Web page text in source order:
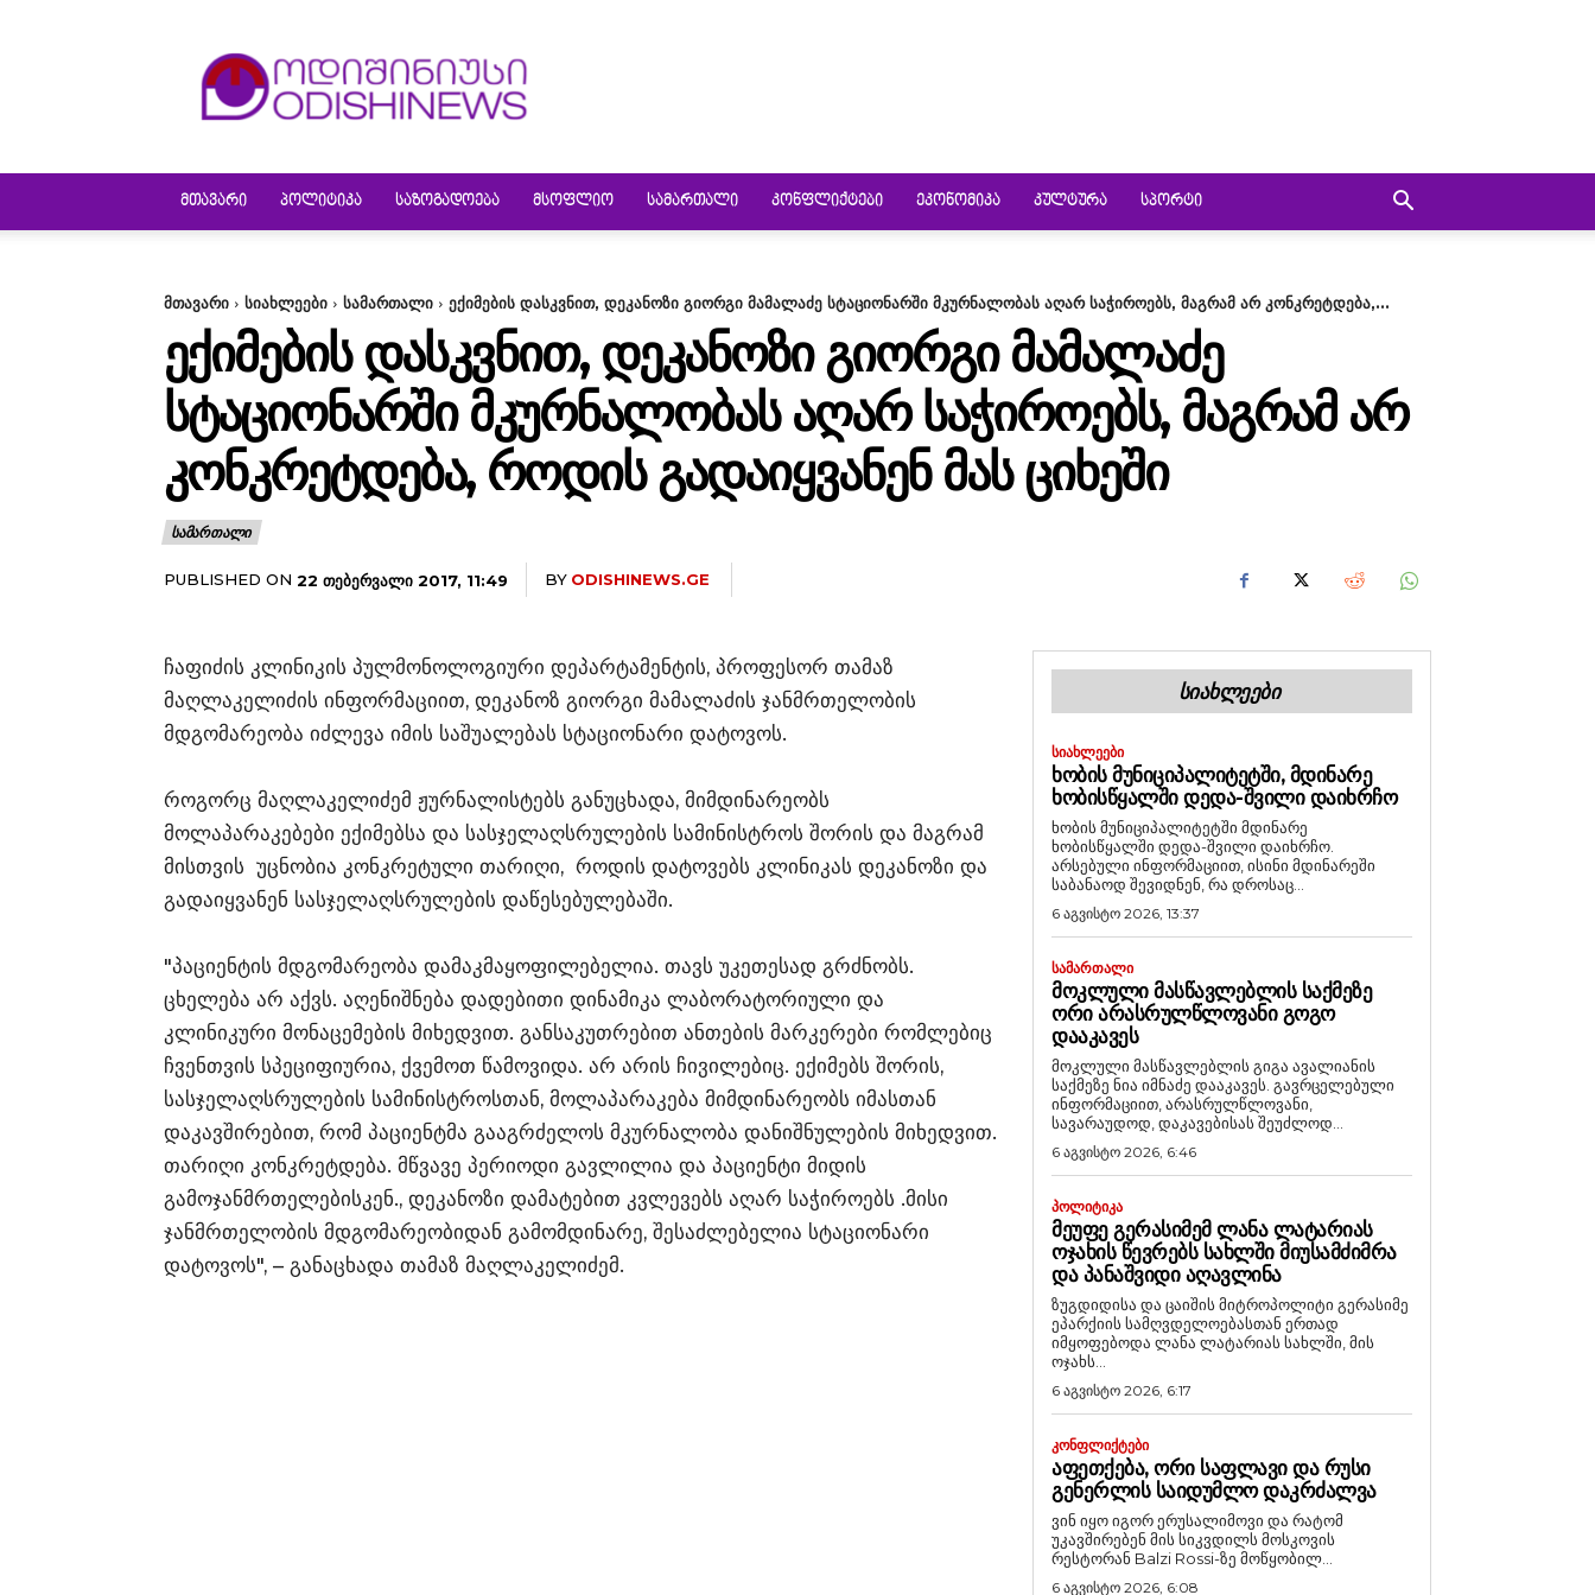
ᲛᲗᲐᲕᲐᲠᲘ ᲞᲝᲚᲘᲢᲘᲙᲐ ᲡᲐᲖᲝᲒᲐᲓᲝᲔᲑᲐ ᲛᲡᲝᲤᲚᲘᲝ ᲡᲐᲛᲐᲠᲗᲐᲚᲘ ᲙᲝᲜᲤᲚᲘᲥᲢᲔᲑᲘ ᲔᲙᲝᲜᲝᲛᲘᲙᲐ ᲙᲣᲚᲢᲣᲠᲐ ᲡᲞᲝᲠᲢᲘ
მთავარი სიახლეები სამართალი ექიმების დასკვნით, დეკანოზი გიორგი მამალაძე სტაციონარში მკურნალობას აღარ საჭიროებს, მაგრამ არ კონკრეტდება,...
ᲔᲥᲘᲛᲔᲑᲘᲡ ᲓᲐᲡᲙᲕᲜᲘᲗ, ᲓᲔᲙᲐᲜᲝᲖᲘ ᲒᲘᲝᲠᲒᲘ ᲛᲐᲛᲐᲚᲐᲫᲔ
ᲡᲢᲐᲪᲘᲝᲜᲐᲠᲨᲘ ᲛᲙᲣᲠᲜᲐᲚᲝᲑᲐᲡ ᲐᲦᲐᲠ ᲡᲐᲭᲘᲠᲝᲔᲑᲡ, ᲛᲐᲒᲠᲐᲛ ᲐᲠ
ᲙᲝᲜᲙᲠᲔᲢᲓᲔᲑᲐ, ᲠᲝᲓᲘᲡ ᲒᲐᲓᲐᲘᲧᲕᲐᲜᲔᲜ ᲛᲐᲡ ᲪᲘᲮᲔᲨᲘ
ᲡᲐᲛᲐᲠᲗᲐᲚᲘ
PUBLISHED ON 22 ᲗᲔᲑᲔᲠᲕᲐᲚᲘ 2017, 11:49 BY ODISHINEWS.GE
ჩაფიძის კლინიკის პულმონოლოგიური დეპარტამენტის, პროფესორ თამაზ
მაღლაკელიძის ინფორმაციით, დეკანოზ გიორგი მამალაძის ჯანმრთელობის
მდგომარეობა იძლევა იმის საშუალებას სტაციონარი დატოვოს.
როგორც მაღლაკელიძემ ჟურნალისტებს განუცხადა, მიმდინარეობს
მოლაპარაკებები ექიმებსა და სასჯელაღსრულების სამინისტროს შორის და მაგრამ
მისთვის უცნობია კონკრეტული თარიღი, როდის დატოვებს კლინიკას დეკანოზი და
გადაიყვანენ სასჯელაღსრულების დაწესებულებაში.
"პაციენტის მდგომარეობა დამაკმაყოფილებელია. თავს უკეთესად გრძნობს.
ცხელება არ აქვს. აღენიშნება დადებითი დინამიკა ლაბორატორიული და
კლინიკური მონაცემების მიხედვით. განსაკუთრებით ანთების მარკერები რომლებიც
ჩვენთვის სპეციფიურია, ქვემოთ წამოვიდა. არ არის ჩივილებიც. ექიმებს შორის,
სასჯელაღსრულების სამინისტროსთან, მოლაპარაკება მიმდინარეობს იმასთან
დაკავშირებით, რომ პაციენტმა გააგრძელოს მკურნალობა დანიშნულების მიხედვით.
თარიღი კონკრეტდება. მწვავე პერიოდი გავლილია და პაციენტი მიდის
გამოჯანმრთელებისკენ., დეკანოზი დამატებით კვლევებს აღარ საჭიროებს .მისი
ჯანმრთელობის მდგომარეობიდან გამომდინარე, შესაძლებელია სტაციონარი
დატოვოს", – განაცხადა თამაზ მაღლაკელიძემ.
ᲡᲘᲐᲮᲚᲔᲔᲑᲘ
ᲡᲘᲐᲮᲚᲔᲔᲑᲘ
ᲮᲝᲑᲘᲡ ᲛᲣᲜᲘᲪᲘᲞᲐᲚᲘᲢᲔᲢᲨᲘ, ᲛᲓᲘᲜᲐᲠᲔ
ᲮᲝᲑᲘᲡᲬᲧᲐᲚᲨᲘ ᲓᲔᲓᲐ-ᲨᲕᲘᲚᲘ ᲓᲐᲘᲮᲠᲩᲝ
ხობის მუნიციპალიტეტში მდინარე
ხობისწყალში დედა-შვილი დაიხრჩო.
არსებული ინფორმაციით, ისინი მდინარეში
საბანაოდ შევიდნენ, რა დროსაც...
6 აგვისტო 2026, 13:37
ᲡᲐᲛᲐᲠᲗᲐᲚᲘ
ᲛᲝᲙᲚᲣᲚᲘ ᲛᲐᲡᲬᲐᲕᲚᲔᲑᲚᲘᲡ ᲡᲐᲥᲛᲔᲖᲔ
ᲝᲠᲘ ᲐᲠᲐᲡᲠᲣᲚᲬᲚᲝᲕᲐᲜᲘ ᲒᲝᲒᲝ
ᲓᲐᲐᲙᲐᲕᲔᲡ
მოკლული მასწავლებლის გიგა ავალიანის
საქმეზე ნია იმნაძე დააკავეს. გავრცელებული
ინფორმაციით, არასრულწლოვანი,
სავარაუდოდ, დაკავებისას შეუძლოდ...
6 აგვისტო 2026, 6:46
ᲞᲝᲚᲘᲢᲘᲙᲐ
ᲛᲔᲣᲤᲔ ᲒᲔᲠᲐᲡᲘᲛᲔᲛ ᲚᲐᲜᲐ ᲚᲐᲢᲐᲠᲘᲐᲡ
ᲝᲯᲐᲮᲘᲡ ᲬᲔᲕᲠᲔᲑᲡ ᲡᲐᲮᲚᲨᲘ ᲛᲘᲣᲡᲐᲛᲫᲘᲛᲠᲐ
ᲓᲐ ᲞᲐᲜᲐᲨᲕᲘᲓᲘ ᲐᲦᲐᲕᲚᲘᲜᲐ
ზუგდიდისა და ცაიშის მიტროპოლიტი გერასიმე
ეპარქიის სამღვდელოებასთან ერთად
იმყოფებოდა ლანა ლატარიას სახლში, მის
ოჯახს...
6 აგვისტო 2026, 6:17
ᲙᲝᲜᲤᲚᲘᲥᲢᲔᲑᲘ
ᲐᲤᲔᲗᲥᲔᲑᲐ, ᲝᲠᲘ ᲡᲐᲤᲚᲐᲕᲘ ᲓᲐ ᲠᲣᲡᲘ
ᲒᲔᲜᲔᲠᲚᲘᲡ ᲡᲐᲘᲓᲣᲛᲚᲝ ᲓᲐᲙᲠᲫᲐᲚᲕᲐ
ვინ იყო იგორ ერუსალიმოვი და რატომ
უკავშირებენ მის სიკვდილს მოსკოვის
რესტორან Balzi Rossi-ზე მოწყობილ...
6 აგვისტო 2026, 6:08